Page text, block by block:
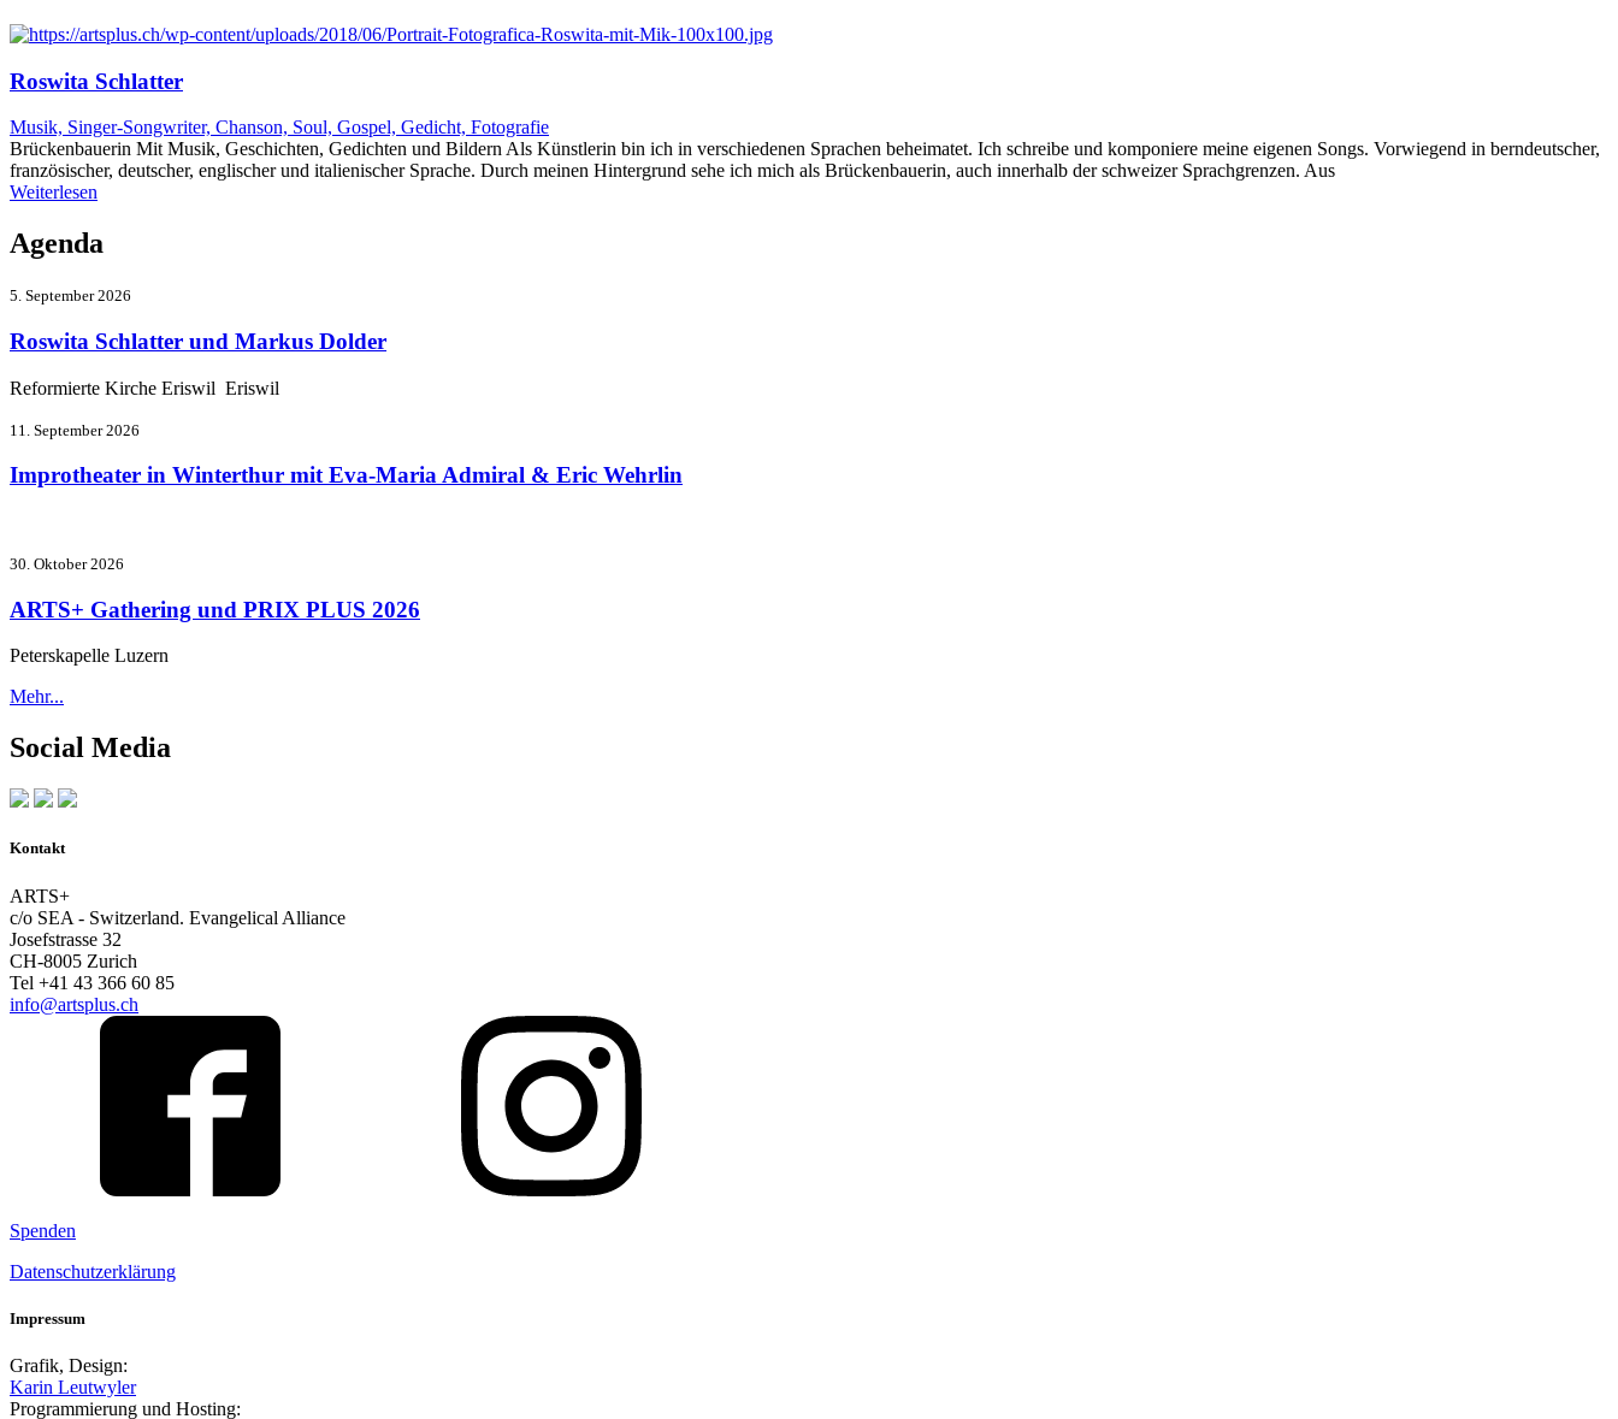
Roswita Schlatter
Musik, Singer-Songwriter, Chanson, Soul, Gospel, Gedicht, Fotografie
Brückenbauerin Mit Musik, Geschichten, Gedichten und Bildern Als Künstlerin bin ich in verschiedenen Sprachen beheimatet. Ich schreibe und komponiere meine eigenen Songs. Vorwiegend in berndeutscher,
französischer, deutscher, englischer und italienischer Sprache. Durch meinen Hintergrund sehe ich mich als Brückenbauerin, auch innerhalb der schweizer Sprachgrenzen. Aus
Weiterlesen
Agenda
5. September 2026
Roswita Schlatter und Markus Dolder
Reformierte Kirche Eriswil Eriswil
11. September 2026
Improtheater in Winterthur mit Eva-Maria Admiral & Eric Wehrlin
30. Oktober 2026
ARTS+ Gathering und PRIX PLUS 2026
Peterskapelle Luzern
Mehr...
Social Media
Kontakt
ARTS+
c/o SEA - Switzerland. Evangelical Alliance
Josefstrasse 32
CH-8005 Zurich
Tel +41 43 366 60 85
info@artsplus.ch
Spenden
Datenschutzerklärung
Impressum
Grafik, Design:
Karin Leutwyler
Programmierung und Hosting: